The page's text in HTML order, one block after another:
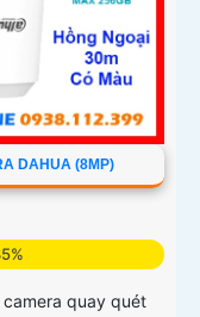
DAHUA (8MP)
camera quay quét